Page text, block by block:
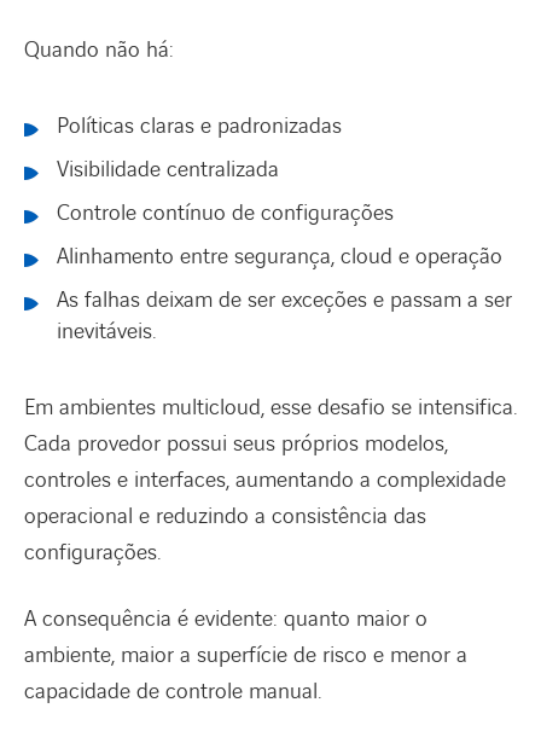
Quando não há:
Políticas claras e padronizadas
Visibilidade centralizada
Controle contínuo de configurações
Alinhamento entre segurança, cloud e operação
As falhas deixam de ser exceções e passam a ser
inevitáveis.
Em ambientes multicloud, esse desafio se intensifica.
Cada provedor possui seus próprios modelos,
controles e interfaces, aumentando a complexidade
operacional e reduzindo a consistência das
configurações.
A consequência é evidente: quanto maior o
ambiente, maior a superfície de risco e menor a
capacidade de controle manual.